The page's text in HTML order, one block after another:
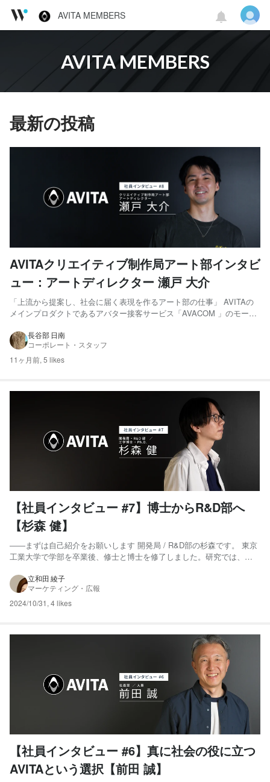
AVITA MEMBERS
AVITA MEMBERS
最新の投稿
AVITAクリエイティブ制作局アート部インタビ
ュー：アートディレクター 瀬戸 大介
「上流から提案し、社会に届く表現を作るアート部の仕事」 AVITAの
メインプロダクトであるアバター接客サービス「AVACOM 」のモーシ
アート部がそのビジュアルと演出を担っています。 クリエイティブ制
作局が大切にしているのは、「アバターで輝く多様な...
長谷部 日南
コーポレート・スタッフ
11ヶ月前, 5 likes
【社員インタビュー #7】博士からR&D部へ
【杉森 健】
――まずは自己紹介をお願いします 開発局 / R&D部の杉森です。 東京
工業大学で学部を卒業後、修士と博士を修了しました。研究では、
い！」と感じたことがきっかけで、3DCGのアバター同士が接触した際
の動きを物理シミュレーションにより自然にする研究を...
立和田 綾子
マーケティング・広報
2024/10/31 , 4 likes
【社員インタビュー #6】真に社会の役に立つ
AVITAという選択【前田 誠】